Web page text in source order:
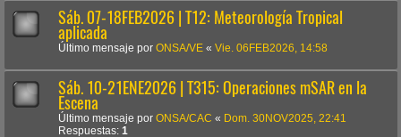
Sáb. 07-18FEB2026 | T12: Meteorología Tropical
aplicada
Último mensaje por ONSA/VE « Vie. 06FEB2026, 14:58
Sáb. 10-21ENE2026 | T315: Operaciones mSAR en la
Escena
Último mensaje por ONSA/CAC « Dom. 30NOV2025, 22:41
Respuestas: 1